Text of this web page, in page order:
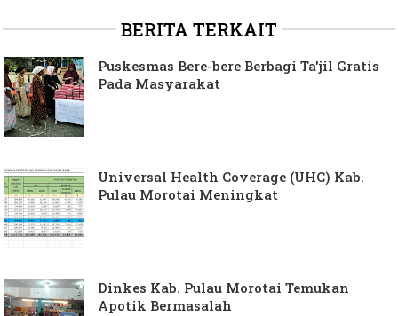
BERITA TERKAIT
Puskesmas Bere-bere Berbagi Ta'jil Gratis
Pada Masyarakat
Universal Health Coverage (UHC) Kab.
Pulau Morotai Meningkat
Dinkes Kab. Pulau Morotai Temukan
Apotik Bermasalah